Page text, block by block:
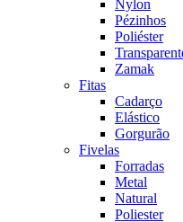
Nylon
Pézinhos
Poliéster
Zamak
Fitas
Cadarço
Elástico
Gorgurão
Fivelas
Forradas
Metal
Natural
Poliester